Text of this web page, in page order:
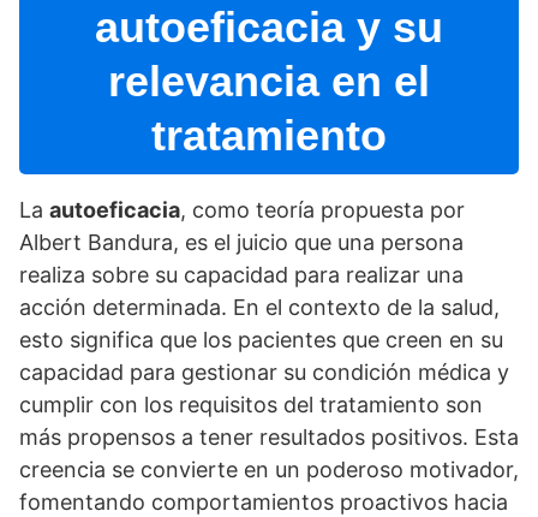
autoeficacia y su
relevancia en el
tratamiento
La autoeficacia, como teorí­a propuesta por
Albert Bandura, es el juicio que una persona
realiza sobre su capacidad para realizar una
acción determinada. En el contexto de la salud,
esto significa que los pacientes que creen en su
capacidad para gestionar su condición médica y
cumplir con los requisitos del tratamiento son
más propensos a tener resultados positivos. Esta
creencia se convierte en un poderoso motivador,
fomentando comportamientos proactivos hacia